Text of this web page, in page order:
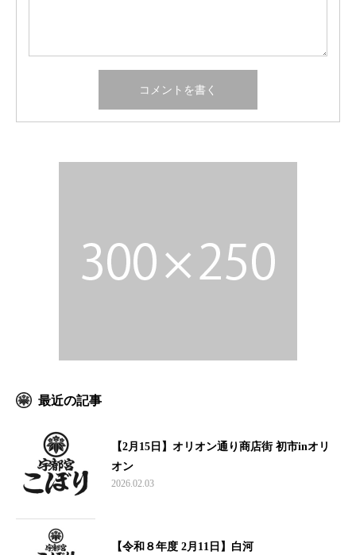
最近の記事
【2月15日】オリオン通り商店街 初市inオリ
オン
2026.02.03
【令和８年度 2月11日】白河